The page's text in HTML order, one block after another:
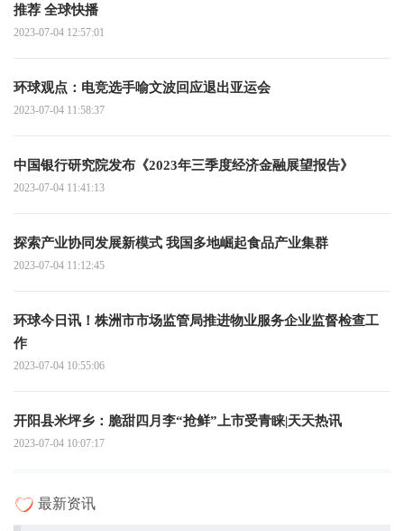
推荐 全球快播
2023-07-04 12:57:01
环球观点：电竞选手喻文波回应退出亚运会
2023-07-04 11:58:37
中国银行研究院发布《2023年三季度经济金融展望报告》
2023-07-04 11:41:13
探索产业协同发展新模式 我国多地崛起食品产业集群
2023-07-04 11:12:45
环球今日讯！株洲市市场监管局推进物业服务企业监督检查工
作
2023-07-04 10:55:06
开阳县米坪乡：脆甜四月李“抢鲜”上市受青睐|天天热讯
2023-07-04 10:07:17
最新资讯